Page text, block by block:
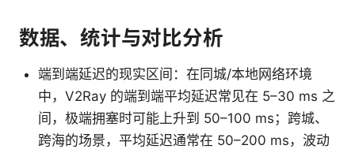
数据、统计与对比分析
端到端延迟的现实区间：在同城/本地网络环境
中，V2Ray 的端到端平均延迟常见在 5–30 ms 之
间，极端拥塞时可能上升到 50–100 ms；跨城、
跨海的场景，平均延迟通常在 50–200 ms，波动